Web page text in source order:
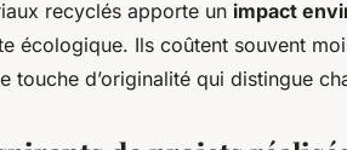
recyclés apporte un impact
écologique. Ils coûtent souvent
touche d’originalité qui distingue